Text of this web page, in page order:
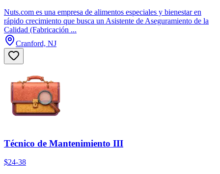
Nuts.com es una empresa de alimentos especiales y bienestar en
rápido crecimiento que busca un Asistente de Aseguramiento de la
Calidad (Fabricación ...
Cranford, NJ
Técnico de Mantenimiento III
$24-38